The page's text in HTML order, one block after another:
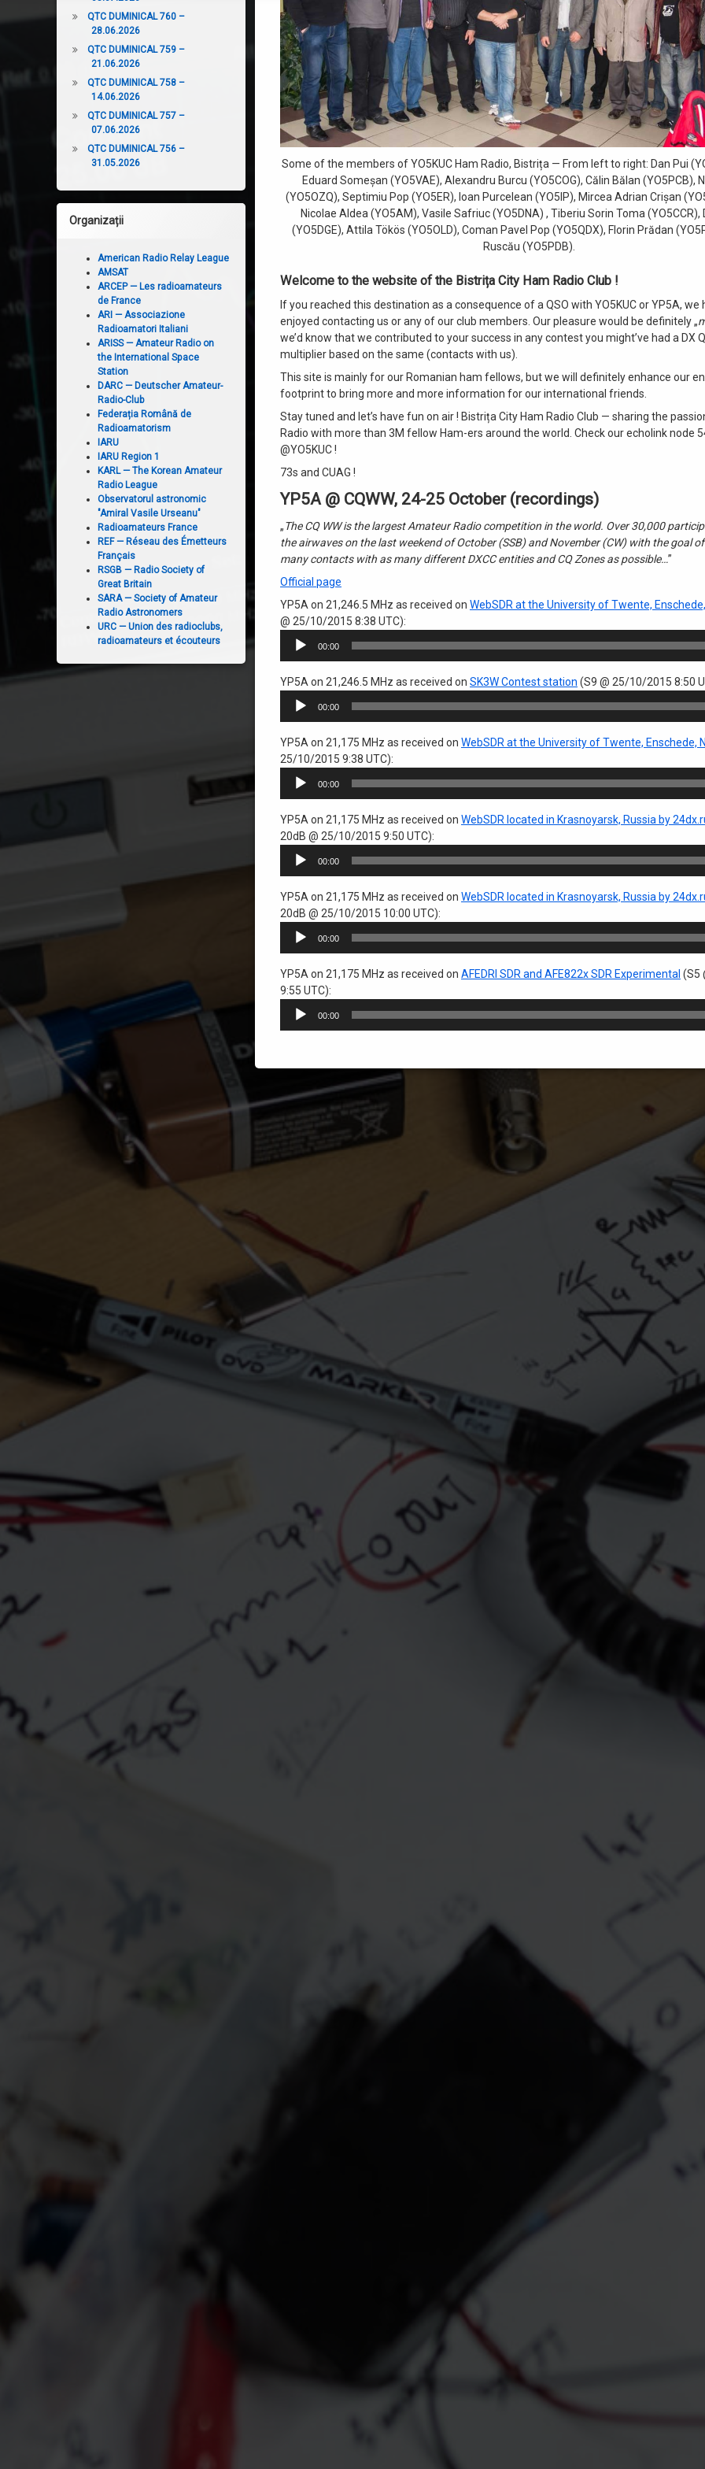
Some of the members of YO5KUC Ham Radio, Bistrița — From left to right: Dan Pui
Eduard Someșan (YO5VAE), Alexandru Burcu (YO5COG), Călin Bălan (YO5PCB),
(YO5OZQ), Septimiu Pop (YO5ER), Ioan Purcelean (YO5IP), Mircea Adrian Crișan
Nicolae Aldea (YO5AM), Vasile Safriuc (YO5DNA) , Tiberiu Sorin Toma (YO5CCR),
(YO5DGE), Attila Tökös (YO5OLD), Coman Pavel Pop (YO5QDX), Florin Prădan
Ruscău (YO5PDB).
Welcome to the website of the Bistrița City Ham Radio Club !
If you reached this destination as a consequence of a QSO with YO5KUC or YP5A, we
enjoyed contacting us or any of our club members. Our pleasure would be definitely „
we’d know that we contributed to your success in any contest you might’ve had a DX
multiplier based on the same (contacts with us).
This site is mainly for our Romanian ham fellows, but we will definitely enhance our
footprint to bring more and more information for our international friends.
Stay tuned and let’s have fun on air ! Bistrița City Ham Radio Club — sharing the
Radio with more than 3M fellow Ham-ers around the world. Check our echolink node
@YO5KUC !
73s and CUAG !
YP5A @ CQWW, 24-25 October (recordings)
„The CQ WW is the largest Amateur Radio competition in the world. Over 30,000
the airwaves on the last weekend of October (SSB) and November (CW) with the goal
many contacts with as many different DXCC entities and CQ Zones as possible…”
Official page
YP5A on 21,246.5 MHz as received on WebSDR at the University of Twente,
@ 25/10/2015 8:38 UTC):
Player
audio
00:00
YP5A on 21,246.5 MHz as received on SK3W Contest station (S9 @ 25/10/2015 8:50
Player
audio
00:00
YP5A on 21,175 MHz as received on WebSDR at the University of Twente, Enschede,
25/10/2015 9:38 UTC):
Player
audio
00:00
YP5A on 21,175 MHz as received on WebSDR located in Krasnoyarsk, Russia by
20dB @ 25/10/2015 9:50 UTC):
Player
audio
00:00
YP5A on 21,175 MHz as received on WebSDR located in Krasnoyarsk, Russia by
20dB @ 25/10/2015 10:00 UTC):
Player
audio
00:00
YP5A on 21,175 MHz as received on AFEDRI SDR and AFE822x SDR Experimental (S5
9:55 UTC):
Player
audio
00:00
QTC DUMINICAL 760 –
28.06.2026
QTC DUMINICAL 759 –
21.06.2026
QTC DUMINICAL 758 –
14.06.2026
QTC DUMINICAL 757 –
07.06.2026
QTC DUMINICAL 756 –
31.05.2026
Organizații
American Radio Relay League
AMSAT
ARCEP — Les radioamateurs
de France
ARI — Associazione
Radioamatori Italiani
ARISS — Amateur Radio on
the International Space
Station
DARC — Deutscher Amateur-
Radio-Club
Federația Română de
Radioamatorism
IARU
IARU Region 1
KARL — The Korean Amateur
Radio League
Observatorul astronomic
"Amiral Vasile Urseanu"
Radioamateurs France
REF — Réseau des Émetteurs
Français
RSGB — Radio Society of
Great Britain
SARA — Society of Amateur
Radio Astronomers
URC — Union des radioclubs,
radioamateurs et écouteurs